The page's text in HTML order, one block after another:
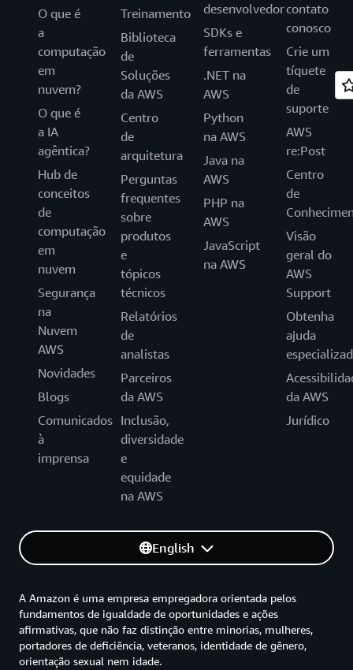
O que é
a
computação
em
nuvem?
O que é
a IA
agêntica?
Hub de
conceitos
de
computação
em
nuvem
Segurança
na
Nuvem
AWS
Novidades
Blogs
Comunicados
à
imprensa
Treinamento
Biblioteca
de
Soluções
da AWS
Centro
de
arquitetura
Perguntas
frequentes
sobre
produtos
e
tópicos
técnicos
Relatórios
de
analistas
Parceiros
da AWS
Inclusão,
diversidade
e
equidade
na AWS
desenvolvedor
SDKs e
ferramentas
.NET na
AWS
Python
na AWS
Java na
AWS
PHP na
AWS
JavaScript
na AWS
contato
conosco
Crie um
tíquete
de
suporte
AWS
re:Post
Centro
de
Visão
geral do
AWS
Support
Obtenha
ajuda
da AWS
Jurídico
English
A Amazon é uma empresa empregadora orientada pelos
fundamentos de igualdade de oportunidades e ações
afirmativas, que não faz distinção entre minorias, mulheres,
portadores de deficiência, veteranos, identidade de gênero,
orientação sexual nem idade.